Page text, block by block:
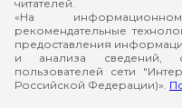
читателей.
«На
рекомендательные
предоставления
и анализа сведений,
пользователей сети
Российской Федерации)».